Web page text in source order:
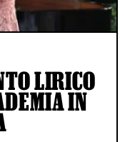
LIRICO
IN